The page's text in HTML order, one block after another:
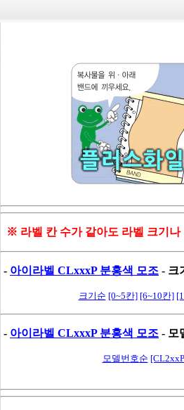
※ 라벨 칸 수가 같아도 라벨 크기나
- 아이라벨 CLxxxP 분홍색 모조 - 크
크기순 [0~5칸] [6~10칸]
- 아이라벨 CLxxxP 분홍색 모조 - 모
모델번호순